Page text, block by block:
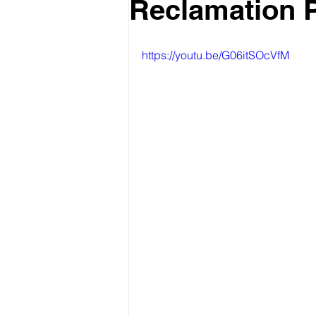
Reclamation
https://youtu.be/G06itSOcVfM